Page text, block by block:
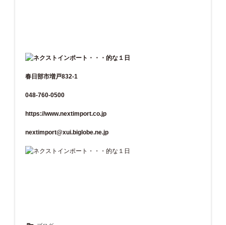
春日部市増戸832-1
048-760-0500
https://www.nextimport.co.jp
nextimport@xui.biglobe.ne.jp